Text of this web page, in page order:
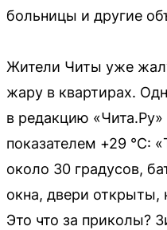
больницы и другие
Жители Читы уже
жару в квартирах.
в редакцию
показателем +29 °C:
около 30 градусов,
окна, двери открыты,
Это что за приколы?